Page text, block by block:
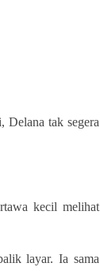
Delana tak segera
kecil melihat
layar. Ia sama